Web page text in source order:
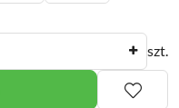
szt.